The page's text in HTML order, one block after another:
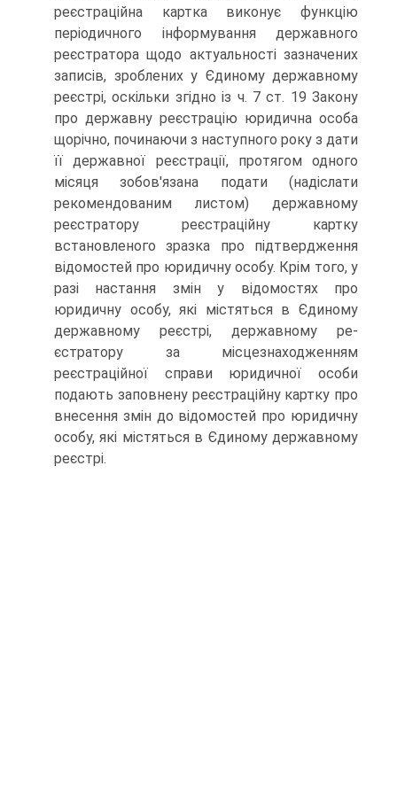
реєстраційна картка виконує функцію
періодичного інфор­мування державного
реєстратора щодо актуальності зазна­чених
записів, зроблених у Єдиному державному
реєстрі, оскільки згідно із ч. 7 ст. 19 Закону
про державну реєстра­цію юридична особа
щорічно, починаючи з наступного року з дати
її державної реєстрації, протягом одного
місяця зо­бов'язана подати (надіслати
рекомендованим листом) держа­вному
реєстратору реєстраційну картку
встановленого зразка про підтвердження
відомостей про юридичну особу. Крім того, у
разі настання змін у відомостях про
юридичну особу, які містяться в Єдиному
державному реєстрі, державному ре­
єстратору за місцезнаходженням
реєстраційної справи юри­дичної особи
подають заповнену реєстраційну картку про
вне­сення змін до відомостей про юридичну
особу, які містяться в Єдиному державному
реєстрі.